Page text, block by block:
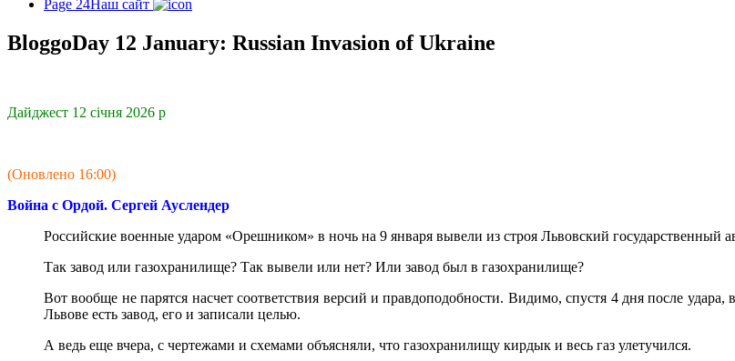
Page 24Наш сайт
BloggoDay 12 January: Russian Invasion of Ukraine
Дайджест 12 січня 2026 р
(Оновлено 16:00)
Война с Ордой. Сергей Ауслендер
Российские военные ударом «Орешником» в ночь на 9 января вывели из строя Львовский
Так завод или газохранилище? Так вывели или нет? Или завод был в газохранилище?
Вот вообще не парятся насчет соответствия версий и правдоподобности. Видимо, спустя 4 дня после
Львове есть завод, его и записали целью.
А ведь еще вчера, с чертежами и схемами объясняли, что газохранилищу кирдык и весь газ улетучился.